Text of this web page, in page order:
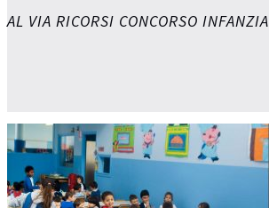
AL VIA RICORSI CONCORSO INFANZIA